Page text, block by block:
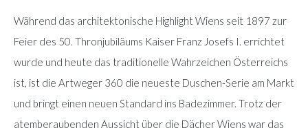
Während das architektonische Highlight Wiens seit 1897 zur
Feier des 50. Thronjubiläums Kaiser Franz Josefs I. errichtet
wurde und heute das traditionelle Wahrzeichen Österreichs
ist, ist die Artweger 360 die neueste Duschen-Serie am Markt
und bringt einen neuen Standard ins Badezimmer. Trotz der
atemberaubenden Aussicht über die Dächer Wiens war das